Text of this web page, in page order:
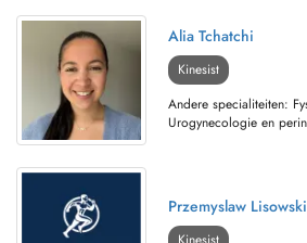
Alia Tchatchi
Kinesist
Andere specialiteiten:
Urogynecologie en
Przemyslaw Lisowski